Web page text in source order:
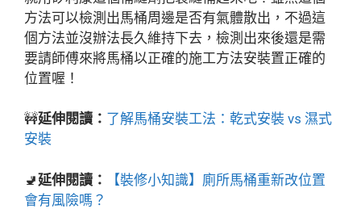
方法可以檢測出馬桶周邊是否有氣體散出，不過這
個方法並沒辦法長久維持下去，檢測出來後還是需
要請師傅來將馬桶以正確的施工方法安裝置正確的
位置喔！
🚧延伸閱讀： 了解馬桶安裝工法：乾式安裝 vs 濕式
安裝
🚽延伸閱讀：
【裝修小知識】廁所馬桶重新改位置
會有風險嗎？